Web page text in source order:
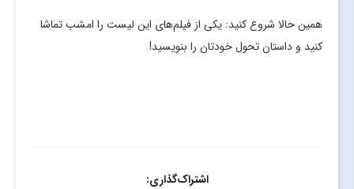
همین حالا شروع کنید: یکی از فیلم‌های این لیست را امشب تماشا
کنید و داستان تحول خودتان را بنویسید!
اشتراک‌گذاری: